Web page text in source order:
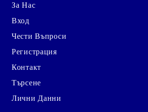
За Нас
Вход
Чести Въпроси
Регистрация
Контакт
Търсене
Лични Данни